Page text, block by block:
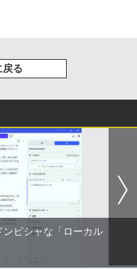
んの麦茶 from 爽健美茶 ラ
ミックス)
戻る
ンピシャな「ローカル